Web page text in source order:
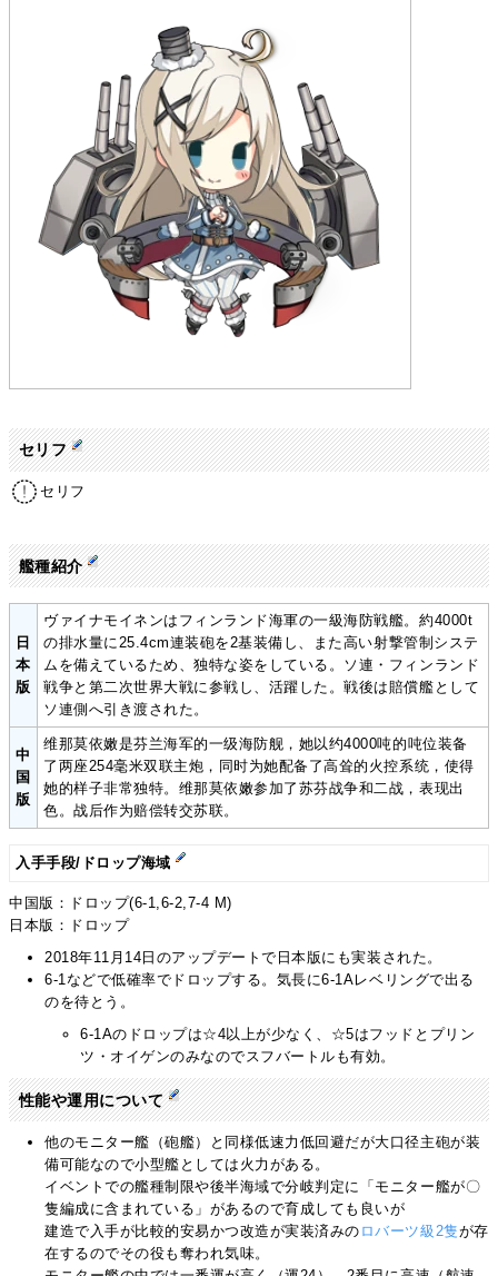
セリフ
セリフ
艦種紹介
日
本
版
ヴァイナモイネンはフィンランド海軍の一級海防戦艦。約4000t
の排水量に25.4cm連装砲を2基装備し、また高い射撃管制システ
ムを備えているため、独特な姿をしている。ソ連・フィンランド
戦争と第二次世界大戦に参戦し、活躍した。戦後は賠償艦として
ソ連側へ引き渡された。
中
国
版
维那莫依嫩是芬兰海军的一级海防舰，她以约4000吨的吨位装备
了两座254毫米双联主炮，同时为她配备了高耸的火控系统，使得
她的样子非常独特。维那莫依嫩参加了苏芬战争和二战，表现出
色。战后作为赔偿转交苏联。
入手手段/ドロップ海域
中国版：ドロップ(6-1,6-2,7-4 M)
日本版：ドロップ
2018年11月14日のアップデートで日本版にも実装された。
6-1などで低確率でドロップする。気長に6-1Aレベリングで出る
のを待とう。
6-1Aのドロップは☆4以上が少なく、☆5はフッドとプリン
ツ・オイゲンのみなのでスフバートルも有効。
性能や運用について
他のモニター艦（砲艦）と同様低速力低回避だが大口径主砲が装
備可能なので小型艦としては火力がある。
イベントでの艦種制限や後半海域で分岐判定に「モニター艦が〇
隻編成に含まれている」があるので育成しても良いが
建造で入手が比較的安易かつ改造が実装済みの ロバーツ級 2隻が存
在するのでその役も奪われ気味。